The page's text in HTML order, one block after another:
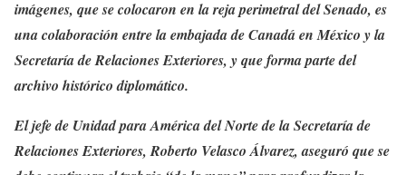
imágenes, que se colocaron en la reja perimetral del Senado, es
una colaboración entre la embajada de Canadá en México y la
Secretaría de Relaciones Exteriores, y que forma parte del
archivo histórico diplomático.
El jefe de Unidad para América del Norte de la Secretaría de
Relaciones Exteriores, Roberto Velasco Álvarez, aseguró que se